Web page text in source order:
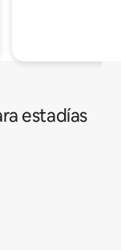
estadías